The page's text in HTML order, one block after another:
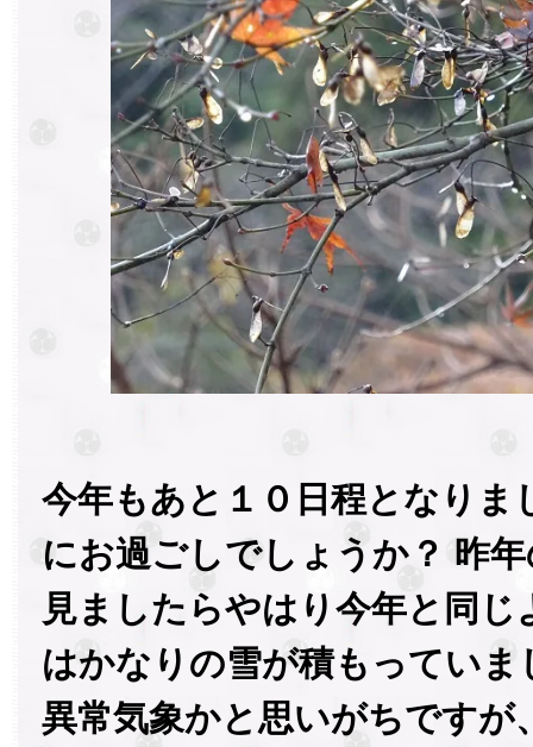
今年もあと１０日程となりま
にお過ごしでしょうか？ 昨
見ましたらやはり今年と同じ
はかなりの雪が積もっていま
異常気象かと思いがちですが